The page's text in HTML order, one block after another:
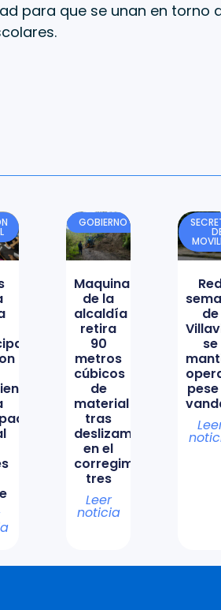
para que se unan en torno
escolares.
GOBIERNO
Maquinaria
de la
alcaldía
retira
90
metros
cúbicos
de
material
tras
deslizamiento
en el
corregimiento
tres
Leer
noticia
de
se